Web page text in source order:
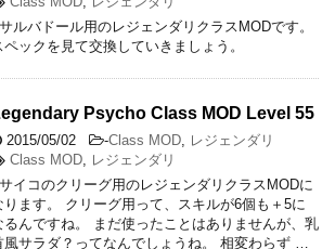
ルバドール用のレジェンダリクラスMODです。
ペックを見て交換していきましょう。
Psycho Class MOD Level 55
2015/05/02 -Class MOD
レジェンダリ
Class MOD
レジェンダリ
イコのクリーグ用のレジェンダリクラスMODに
ります。 クリーグ用って、スキルが6個も＋5に
るんですね。 まだ使ったことはありませんが、乳
風サラダ？ってなんでしょうね。 相変わらず …